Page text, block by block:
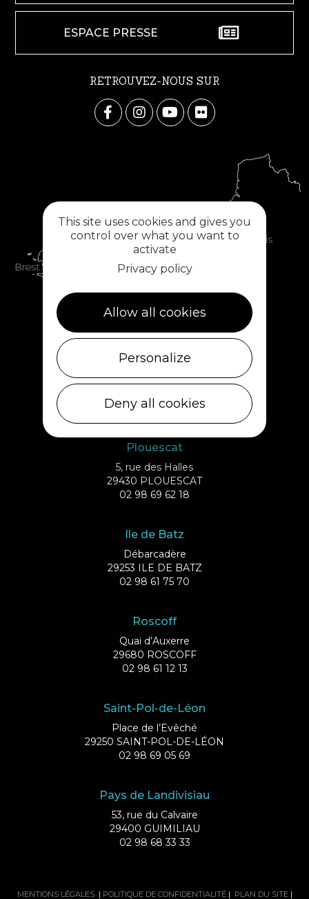
ESPACE PRESSE
RETROUVEZ-NOUS SUR
Plouescat
5, rue des Halles
29430 PLOUESCAT
02 98 69 62 18
Ile de Batz
Débarcadère
29253 ILE DE BATZ
02 98 61 75 70
Roscoff
Quai d’Auxerre
29680 ROSCOFF
02 98 61 12 13
Saint-Pol-de-Léon
Place de l’Evêché
29250 SAINT-POL-DE-LÉON
02 98 69 05 69
Pays de Landivisiau
53, rue du Calvaire
29400 GUIMILIAU
02 98 68 33 33
MENTIONS LÉGALES| POLITIQUE DE CONFIDENTIALITÉ| PLAN DU SITE|
This site uses cookies and gives you
control over what you want to
activate
Privacy policy
Allow all cookies
Personalize
Deny all cookies